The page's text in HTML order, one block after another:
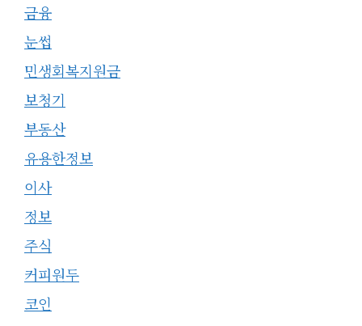
금융
눈썹
민생회복지원금
보청기
부동산
유용한정보
이사
정보
주식
커피원두
코인